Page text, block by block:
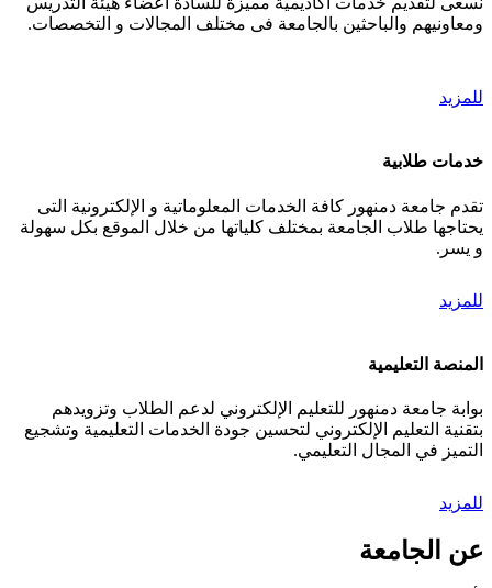
ومعاونيهم والباحثين بالجامعة فى مختلف المجالات و التخصصات.
للمزيد
خدمات طلابية
تقدم جامعة دمنهور كافة الخدمات المعلوماتية و الإلكترونية التى
يحتاجها طلاب الجامعة بمختلف كلياتها من خلال الموقع بكل سهولة
و يسر.
للمزيد
المنصة التعليمية
بوابة جامعة دمنهور للتعليم الإلكتروني لدعم الطلاب وتزويدهم
بتقنية التعليم الإلكتروني لتحسين جودة الخدمات التعليمية وتشجيع
التميز في المجال التعليمي.
للمزيد
عن الجامعة